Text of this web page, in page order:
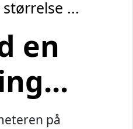
...
en
på